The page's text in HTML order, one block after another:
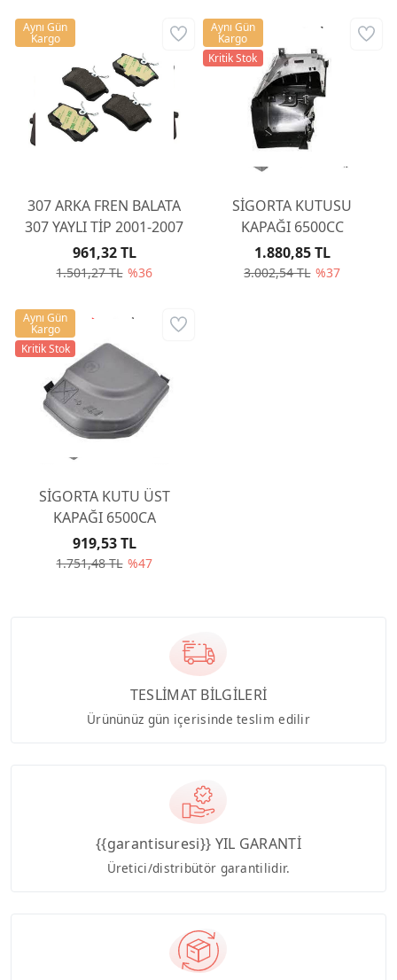
307 ARKA FREN BALATA
307 YAYLI TİP 2001-2007
1.501,27 TL %36
961,32 TL
Aynı Gün
Kargo
SİGORTA KUTUSU
KAPAĞI 6500CC
3.002,54 TL %37
1.880,85 TL
Aynı Gün
Kargo
Kritik Stok
SİGORTA KUTU ÜST
KAPAĞI 6500CA
1.751,48 TL %47
919,53 TL
Aynı Gün
Kargo
Kritik Stok
TESLİMAT BİLGİLERİ
Ürününüz gün içerisinde teslim edilir
{{garantisuresi}} YIL GARANTİ
Üretici/distribütör garantilidir.